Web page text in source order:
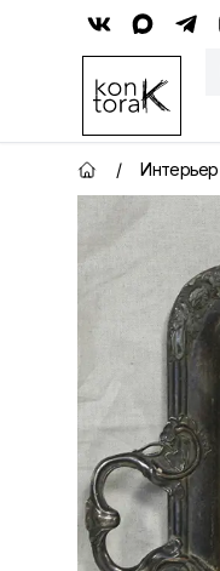
Главная страница
/ Интерьер